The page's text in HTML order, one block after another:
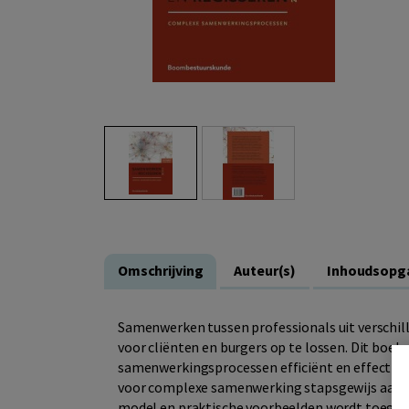
Omschrijving Auteur(s)
Samenwerken tussen professionals uit
voor cliënten en burgers op te lossen. Dit
samenwerkingsprocessen efficiënt en effectief
voor complexe samenwerking stapsgewijs aan